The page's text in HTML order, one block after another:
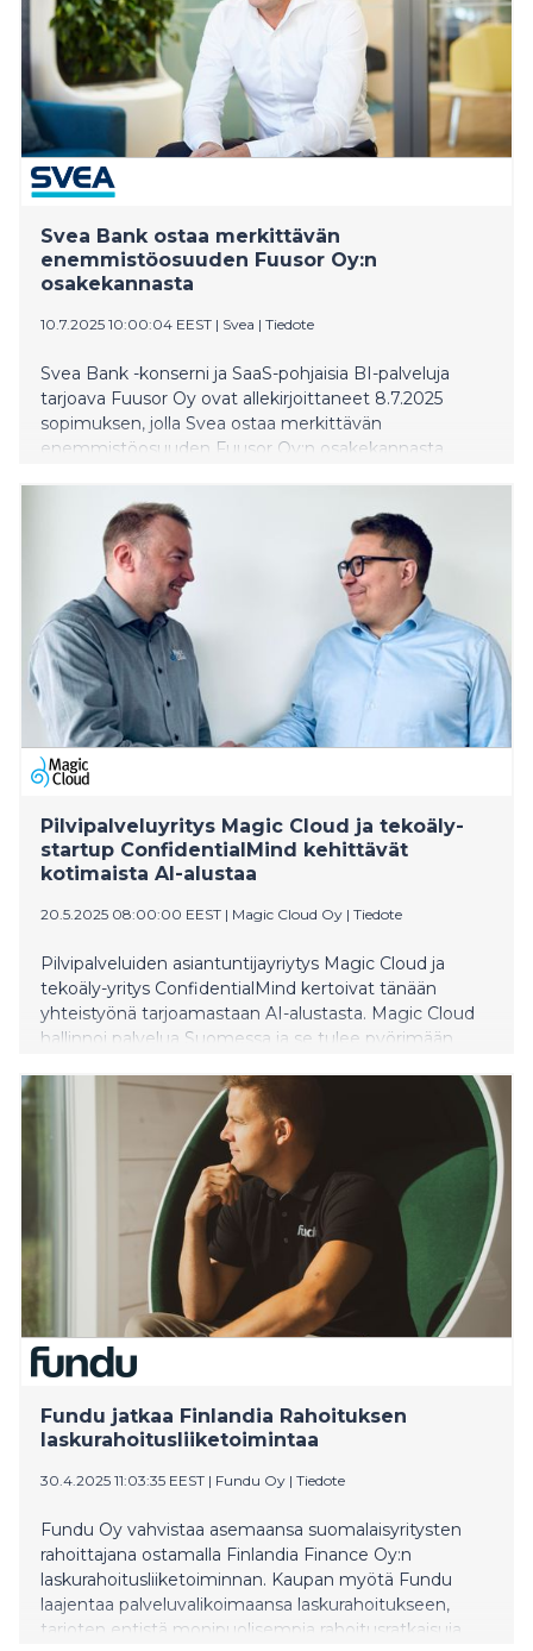
Svea Bank ostaa merkittävän
enemmistöosuuden Fuusor Oy:n
osakekannasta
10.7.2025 10:00:04 EEST | Svea | Tiedote
Svea Bank -konserni ja SaaS-pohjaisia BI-palveluja
tarjoava Fuusor Oy ovat allekirjoittaneet 8.7.2025
sopimuksen, jolla Svea ostaa merkittävän
enemmistöosuuden Fuusor Oy:n osakekannasta.
niin Suomessa kuin muissakin maissa. Fuusor Oy:n
liiketoiminta jatkuu ennallaan.
Pilvipalveluyritys Magic Cloud ja tekoäly-
startup ConfidentialMind kehittävät
kotimaista AI-alustaa
20.5.2025 08:00:00 EEST | Magic Cloud Oy | Tiedote
Pilvipalveluiden asiantuntijayriytys Magic Cloud ja
tekoäly-yritys ConfidentialMind kertoivat tänään
yhteistyönä tarjoamastaan AI-alustasta. Magic Cloud
hallinnoi palvelua Suomessa ja se tulee pyörimään
Euroopan suhde Yhdysvaltoihin on muuttumassa,
suomalaisten toimijoiden on hyvä miettiä, missä ja
kenen hallussa organisaation kriittinen data siihen
liittyvä tekoälylaskenta sijaitsee.
Fundu jatkaa Finlandia Rahoituksen
laskurahoitusliiketoimintaa
30.4.2025 11:03:35 EEST | Fundu Oy | Tiedote
Fundu Oy vahvistaa asemaansa suomalaisyritysten
rahoittajana ostamalla Finlandia Finance Oy:n
laskurahoitusliiketoiminnan. Kaupan myötä Fundu
laajentaa palveluvalikoimaansa laskurahoitukseen,
tarjoten entistä monipuolisempia rahoitusratkaisuja